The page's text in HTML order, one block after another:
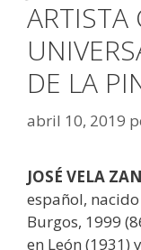
ARTISTA
DE LA
abril 10, 2019
JOSÉ VELA
español,
Burgos, 1999
en León (1931)